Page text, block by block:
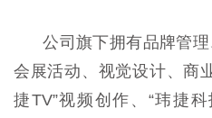
公司旗下拥有品牌管理
会展活动、视觉设计、商
捷TV”视频创作、“玮捷